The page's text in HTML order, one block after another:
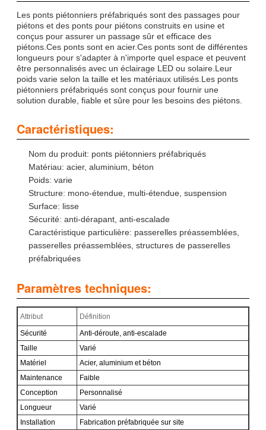
Les ponts piétonniers préfabriqués sont des passages pour
piétons et des ponts pour piétons construits en usine et
conçus pour assurer un passage sûr et efficace des
piétons.Ces ponts sont en acier.Ces ponts sont de différentes
longueurs pour s'adapter à n'importe quel espace et peuvent
être personnalisés avec un éclairage LED ou solaire.Leur
poids varie selon la taille et les matériaux utilisés.Les ponts
piétonniers préfabriqués sont conçus pour fournir une
solution durable, fiable et sûre pour les besoins des piétons.
Caractéristiques:
Nom du produit: ponts piétonniers préfabriqués
Matériau: acier, aluminium, béton
Poids: varie
Structure: mono-étendue, multi-étendue, suspension
Surface: lisse
Sécurité: anti-dérapant, anti-escalade
Caractéristique particulière: passerelles préassemblées,
passerelles préassemblées, structures de passerelles
préfabriquées
Paramètres techniques:
Attribut
Définition
Sécurité
Anti-déroute, anti-escalade
Taille
Varié
Matériel
Acier, aluminium et béton
Maintenance
Faible
Conception
Personnalisé
Longueur
Varié
Installation
Fabrication préfabriquée sur site